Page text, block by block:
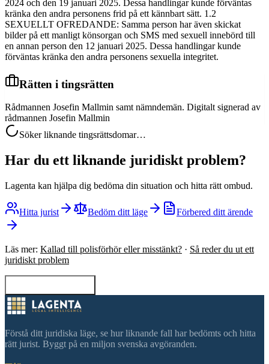
2024 och den 19 januari 2025. Dessa handlingar kunde förväntas
kränka den andra personens frid på ett kännbart sätt. 1.2
SEXUELLT OFREDANDE: Samma person har även skickat
bilder på ett manligt könsorgan och SMS med sexuell innebörd till
en annan person den 12 januari 2025. Dessa handlingar kunde
förväntas kränka den andra personens sexuella integritet.
Rätten i tingsrätten
Rådmannen Josefin Mallmin samt nämndemän. Digitalt signerad av
rådmannen Josefin Mallmin
Söker liknande tingsrättsdomar…
Har du ett liknande juridiskt problem?
Lagenta kan hjälpa dig bedöma din situation och hitta rätt ombud.
Hitta jurist Bedöm ditt läge Förbered ditt ärende
Läs mer: Kallad till polisförhör eller misstänkt? · Så reder du ut ett
juridiskt problem
Förstå ditt juridiska läge, se hur liknande fall har bedömts och hitta
rätt jurist. Byggt på en miljon svenska avgöranden.